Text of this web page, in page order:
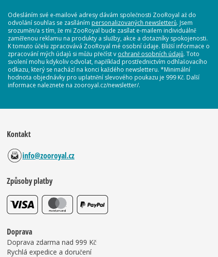
Odesláním své e-mailové adresy dávám společnosti ZooRoyal až do
odvolání souhlas se zasíláním personalizovaných newsletterů. Jsem
srozuměn/a s tím, že mi ZooRoyal bude zasílat e-mailem individuálně
zaměřenou reklamu na produkty a služby, akce a dotazníky spokojenosti.
K tomuto účelu zpracovává ZooRoyal mé osobní údaje. Bližší informace o
zpracování mých údajů si můžu přečíst v ochraně osobních údajů. Toto
svolení mohu kdykoliv odvolat, například prostřednictvím odhlašovacího
odkazu, který se nachází na konci každého newsletteru. *Minimální
hodnota objednávky pro uplatnění slevového poukazu je 999 Kč. Další
informace naleznete na zooroyal.cz/newsletter/.
Kontakt
info@zooroyal.cz
Způsoby platby
Doprava
Doprava zdarma nad 999 Kč
Rychlá expedice a doručení